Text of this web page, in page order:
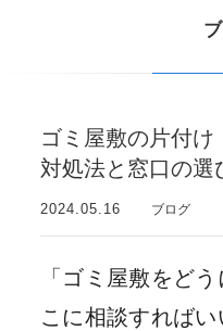
ゴミ屋敷の片付
対処法と窓口の選
2024.05.16 ブログ
「ゴミ屋敷をど
こに相談すれば